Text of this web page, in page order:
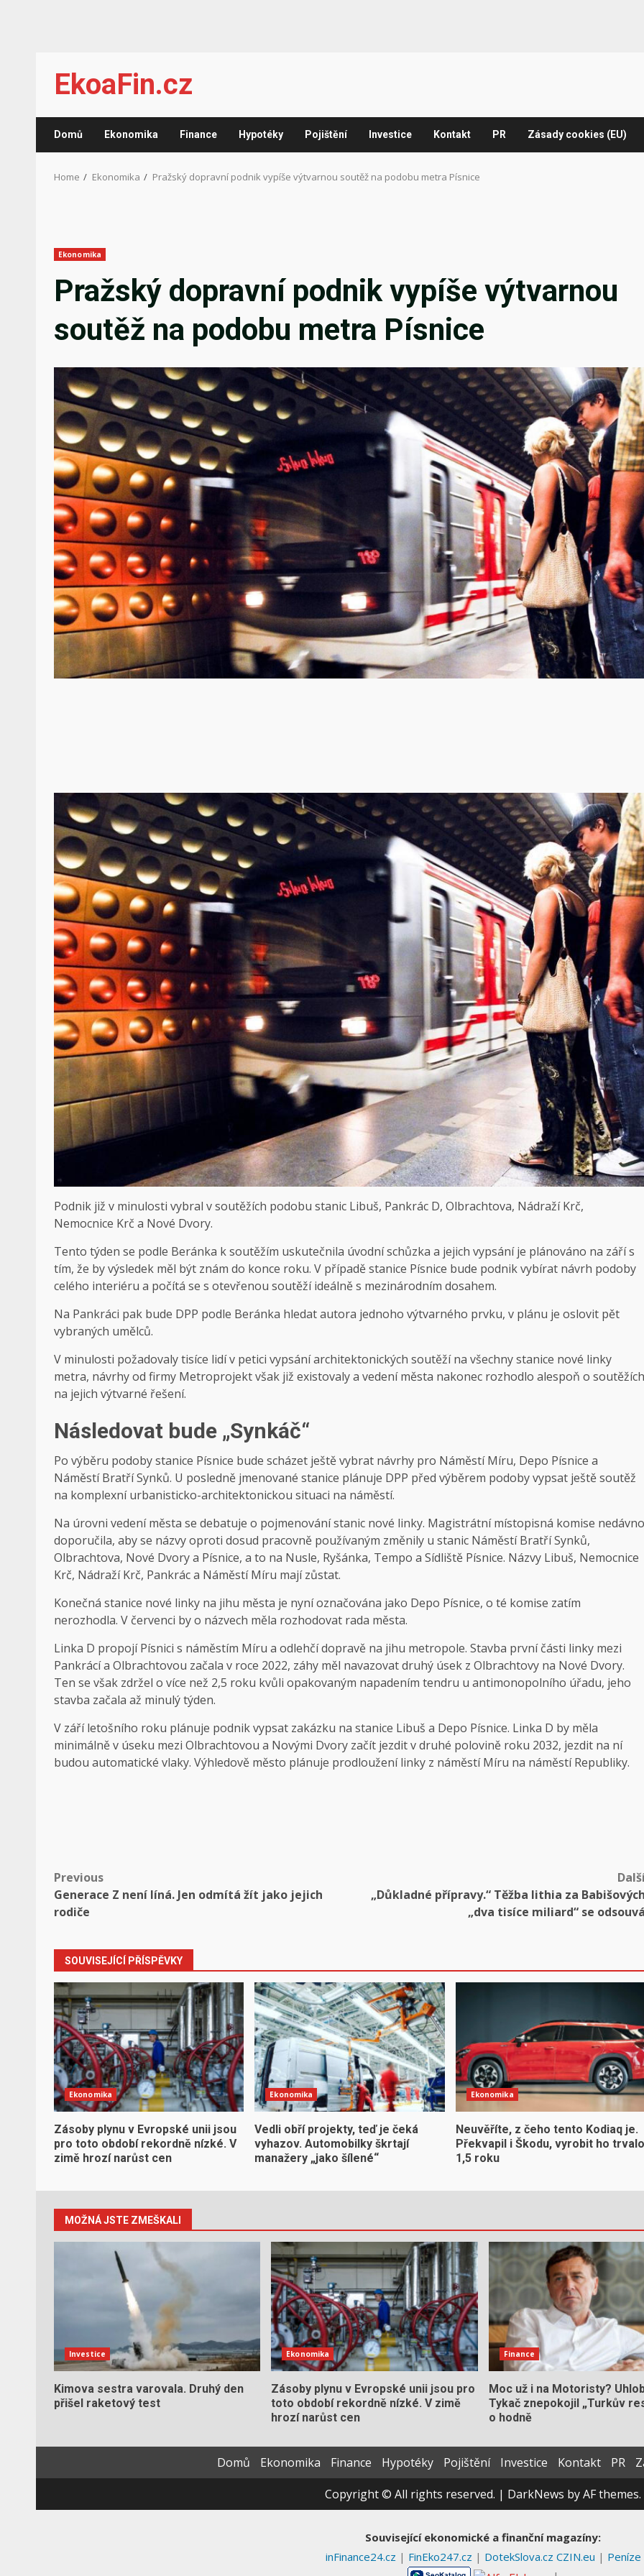
content
EkoaFin.cz
Domů Ekonomika Finance Hypotéky Pojištění Investice Kontakt PR Zásady cookies (EU)
Home Ekonomika Pražský dopravní podnik vypíše výtvarnou soutěž na podobu metra Písnice
Ekonomika
Pražský dopravní podnik vypíše výtvarnou
soutěž na podobu metra Písnice
Podnik již v minulosti vybral v soutěžích podobu stanic Libuš, Pankrác D, Olbrachtova, Nádraží Krč,
Nemocnice Krč a Nové Dvory.
Tento týden se podle Beránka k soutěžím uskutečnila úvodní schůzka a jejich vypsání je plánováno na září s
tím, že by výsledek měl být znám do konce roku. V případě stanice Písnice bude podnik vybírat návrh podoby
celého interiéru a počítá se s otevřenou soutěží ideálně s mezinárodním dosahem.
Na Pankráci pak bude DPP podle Beránka hledat autora jednoho výtvarného prvku, v plánu je oslovit pět
vybraných umělců.
V minulosti požadovaly tisíce lidí v petici vypsání architektonických soutěží na všechny stanice nové linky
metra, návrhy od firmy Metroprojekt však již existovaly a vedení města nakonec rozhodlo alespoň o soutěžích
na jejich výtvarné řešení.
Následovat bude „Synkáč“
Po výběru podoby stanice Písnice bude scházet ještě vybrat návrhy pro Náměstí Míru, Depo Písnice a
Náměstí Bratří Synků. U posledně jmenované stanice plánuje DPP před výběrem podoby vypsat ještě soutěž
na komplexní urbanisticko-architektonickou situaci na náměstí.
Na úrovni vedení města se debatuje o pojmenování stanic nové linky. Magistrátní místopisná komise nedávno
doporučila, aby se názvy oproti dosud pracovně používaným změnily u stanic Náměstí Bratří Synků,
Olbrachtova, Nové Dvory a Písnice, a to na Nusle, Ryšánka, Tempo a Sídliště Písnice. Názvy Libuš, Nemocnice
Krč, Nádraží Krč, Pankrác a Náměstí Míru mají zůstat.
Konečná stanice nové linky na jihu města je nyní označována jako Depo Písnice, o té komise zatím
nerozhodla. V červenci by o názvech měla rozhodovat rada města.
Linka D propojí Písnici s náměstím Míru a odlehčí dopravě na jihu metropole. Stavba první části linky mezi
Pankrácí a Olbrachtovou začala v roce 2022, záhy měl navazovat druhý úsek z Olbrachtovy na Nové Dvory.
Ten se však zdržel o více než 2,5 roku kvůli opakovaným napadením tendru u antimonopolního úřadu, jeho
stavba začala až minulý týden.
V září letošního roku plánuje podnik vypsat zakázku na stanice Libuš a Depo Písnice. Linka D by měla
minimálně v úseku mezi Olbrachtovou a Novými Dvory začít jezdit v druhé polovině roku 2032, jezdit na ní
budou automatické vlaky. Výhledově město plánuje prodloužení linky z náměstí Míru na náměstí Republiky.
Post
navigation
Previous
Generace Z není líná. Jen odmítá žít jako jejich
rodiče
„Důkladné přípravy.“ Těžba lithia za
„dva tisíce miliard“ se
SOUVISEJÍCÍ PŘÍSPĚVKY
Ekonomika
Zásoby plynu v Evropské unii jsou
pro toto období rekordně nízké. V
zimě hrozí narůst cen
Ekonomika
Vedli obří projekty, teď je čeká
vyhazov. Automobilky škrtají
manažery „jako šílené“
Ekonomika
Neuvěříte, z čeho tento Kodiaq je.
Překvapil i Škodu, vyrobit ho trvalo
1,5 roku
MOŽNÁ JSTE ZMEŠKALI
Investice
Kimova sestra varovala. Druhý den
přišel raketový test
Ekonomika
Zásoby plynu v Evropské unii jsou pro
toto období rekordně nízké. V zimě
hrozí narůst cen
Finance
Moc už i na Motoristy?
Tykač znepokojil „Turkův
o hodně
Domů Ekonomika Finance Hypotéky Pojištění Investice Kontakt PR
Copyright © All rights reserved. | DarkNews by AF themes.
Související ekonomické a finanční magazíny:
inFinance24.cz | FinEko247.cz | DotekSlova.cz CZIN.eu | Peníze